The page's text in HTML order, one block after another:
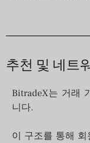
추천 및 네트
BitradeX는 거래
니다.
이 구조를 통해